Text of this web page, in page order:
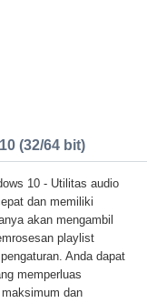
(32/64 bit)
10 - Utilitas audio
dan memiliki
akan mengambil
playlist
Anda dapat
memperluas
dan